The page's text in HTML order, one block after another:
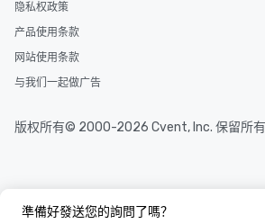
準備好發送您的詢問了嗎？
隐私权政策
产品使用条款
网站使用条款
与我们一起做广告
版权所有© 2000-2026 Cvent, Inc. 保留所有